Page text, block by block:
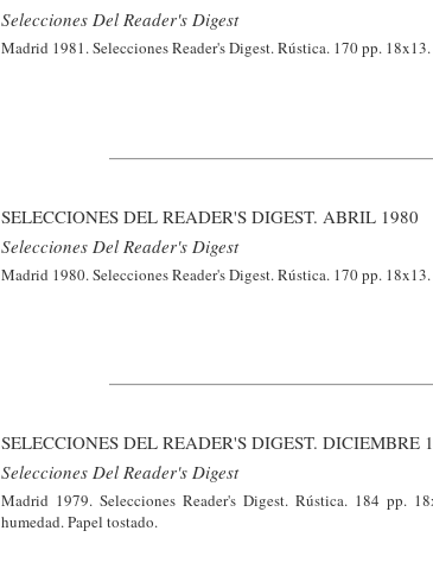
Selecciones Del Reader's Digest
Madrid 1981. Selecciones Reader's Digest. Rústica. 170 pp.
SELECCIONES DEL READER'S DIGEST. ABRIL 1980
Selecciones Del Reader's Digest
Madrid 1980. Selecciones Reader's Digest. Rústica. 170 pp.
SELECCIONES DEL READER'S DIGEST. DICIEMBRE
Selecciones Del Reader's Digest
Madrid 1979. Selecciones Reader's Digest. Rústica. 184 pp.
humedad. Papel tostado.